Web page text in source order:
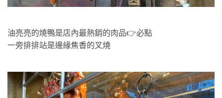
油亮亮的燒鴨是店內最熱銷的肉品👉必點
一旁排排站是邊緣焦香的叉燒